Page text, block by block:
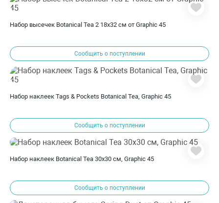
Набор высечек Botanical Tea 2 18x32 см от Graphic 45
Сообщить о поступлении
Набор наклеек Tags & Pockets Botanical Tea, Graphic 45
Сообщить о поступлении
Набор наклеек Botanical Tea 30х30 см, Graphic 45
Сообщить о поступлении